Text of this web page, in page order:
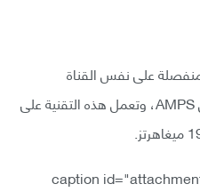
10 مكالمات منفصلة على نفس القناة
المستخدمة في نظام الهاتف النقال AMPS، وتعمل هذه التقنية على
[caption